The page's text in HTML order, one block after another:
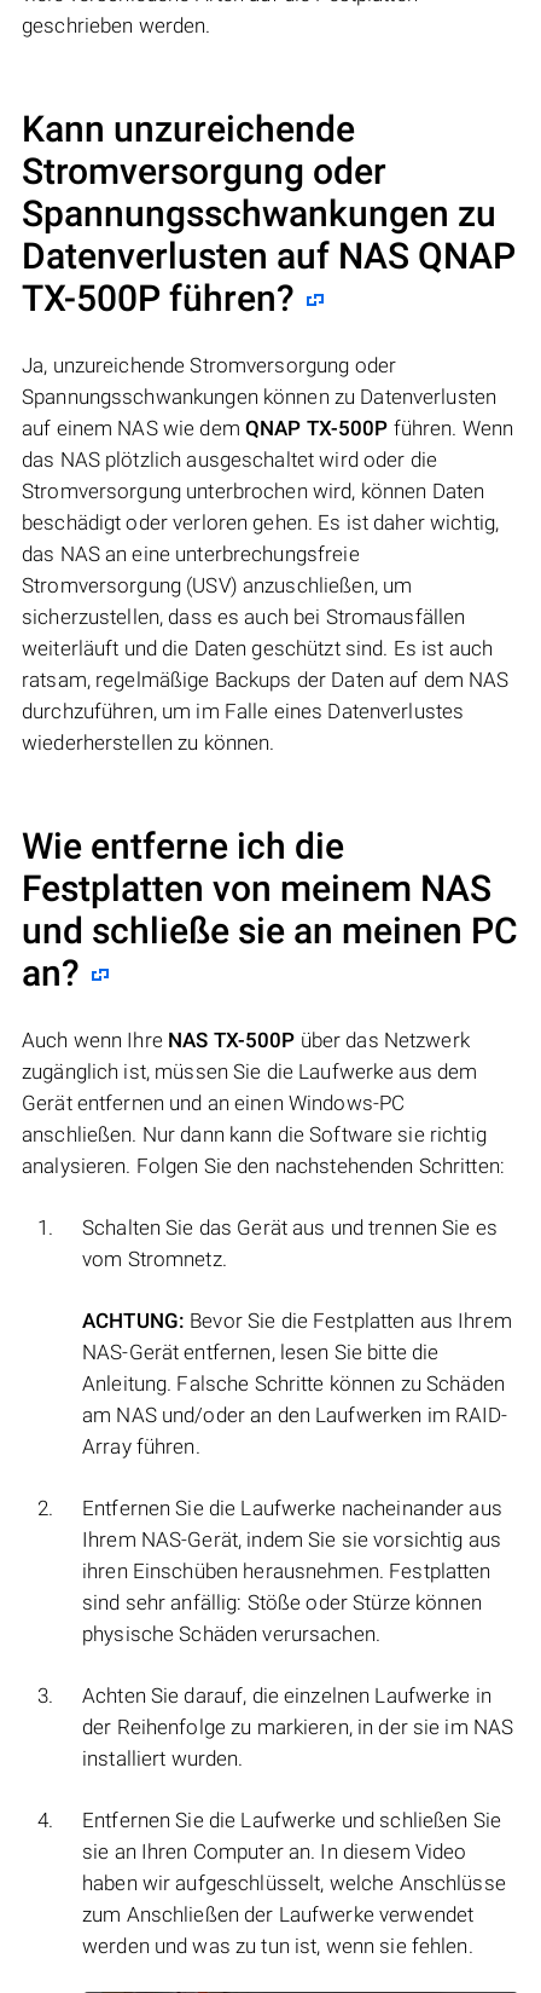
geschrieben werden.
Kann unzureichende
Stromversorgung oder
Spannungsschwankungen zu
Datenverlusten auf NAS QNAP
TX-500P führen?
Ja, unzureichende Stromversorgung oder
Spannungsschwankungen können zu Datenverlusten
auf einem NAS wie dem QNAP TX-500P führen. Wenn
das NAS plötzlich ausgeschaltet wird oder die
Stromversorgung unterbrochen wird, können Daten
beschädigt oder verloren gehen. Es ist daher wichtig,
das NAS an eine unterbrechungsfreie
Stromversorgung (USV) anzuschließen, um
sicherzustellen, dass es auch bei Stromausfällen
weiterläuft und die Daten geschützt sind. Es ist auch
ratsam, regelmäßige Backups der Daten auf dem NAS
durchzuführen, um im Falle eines Datenverlustes
wiederherstellen zu können.
Wie entferne ich die
Festplatten von meinem NAS
und schließe sie an meinen PC
an?
Auch wenn Ihre NAS TX-500P über das Netzwerk
zugänglich ist, müssen Sie die Laufwerke aus dem
Gerät entfernen und an einen Windows-PC
anschließen. Nur dann kann die Software sie richtig
analysieren. Folgen Sie den nachstehenden Schritten:
Schalten Sie das Gerät aus und trennen Sie es
vom Stromnetz.
ACHTUNG: Bevor Sie die Festplatten aus Ihrem
NAS-Gerät entfernen, lesen Sie bitte die
Anleitung. Falsche Schritte können zu Schäden
am NAS und/oder an den Laufwerken im RAID-
Array führen.
Entfernen Sie die Laufwerke nacheinander aus
Ihrem NAS-Gerät, indem Sie sie vorsichtig aus
ihren Einschüben herausnehmen. Festplatten
sind sehr anfällig: Stöße oder Stürze können
physische Schäden verursachen.
Achten Sie darauf, die einzelnen Laufwerke in
der Reihenfolge zu markieren, in der sie im NAS
installiert wurden.
Entfernen Sie die Laufwerke und schließen Sie
sie an Ihren Computer an. In diesem Video
haben wir aufgeschlüsselt, welche Anschlüsse
zum Anschließen der Laufwerke verwendet
werden und was zu tun ist, wenn sie fehlen.